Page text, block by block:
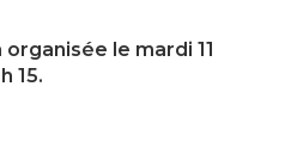
le mardi 11
15.